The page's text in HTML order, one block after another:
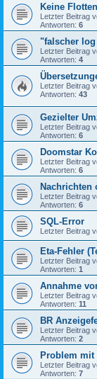
Keine
Letzter Beitrag
Antworten: 6
"falscher log
Letzter Beitrag
Antworten: 4
Letzter Beitrag
Antworten: 43
Gezielter
Letzter Beitrag
Antworten: 6
Doomstar
Letzter Beitrag
Antworten: 6
Nachrichten
Letzter Beitrag
Antworten: 6
SQL-Error
Letzter Beitrag
Eta-Fehler
Letzter Beitrag
Antworten: 1
Annahme
Letzter Beitrag
Antworten: 11
BR
Letzter Beitrag
Antworten: 2
Problem
Letzter Beitrag
Antworten: 7